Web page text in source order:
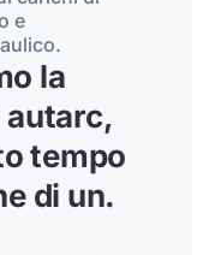
e
la
autarc,
tempo
di un.